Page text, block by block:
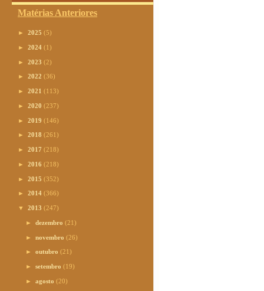
Matérias Anteriores
► 2025 (5)
► 2024 (1)
► 2023 (2)
► 2022 (36)
► 2021 (113)
► 2020 (237)
► 2019 (146)
► 2018 (261)
► 2017 (218)
► 2016 (218)
► 2015 (352)
► 2014 (366)
▼ 2013 (247)
►dezembro(21)
►novembro(26)
►outubro(21)
►setembro(19)
►agosto(20)